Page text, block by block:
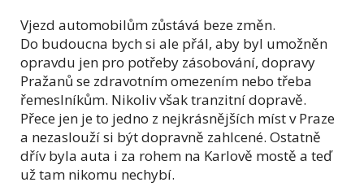
Vjezd automobilům zůstává beze změn.
Do budoucna bych si ale přál, aby byl umožněn
opravdu jen pro potřeby zásobování, dopravy
Pražanů se zdravotním omezením nebo třeba
řemeslníkům. Nikoliv však tranzitní dopravě.
Přece jen je to jedno z nejkrásnějších míst v Praze
a nezaslouží si být dopravně zahlcené. Ostatně
dřív byla auta i za rohem na Karlově mostě a teď
už tam nikomu nechybí.